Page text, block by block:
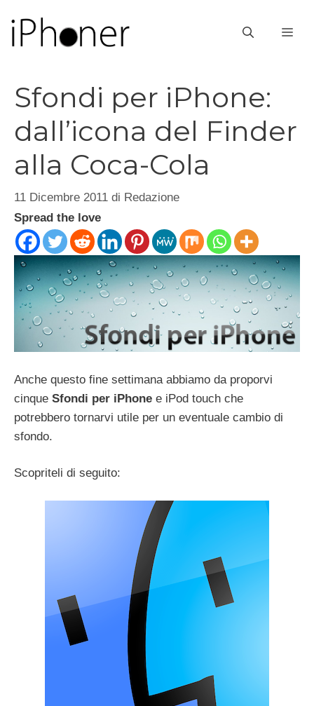
contenuto
Sfondi per iPhone:
dall’icona del Finder
alla Coca-Cola
11 Dicembre 2011 di Redazione
Spread the love
Anche questo fine settimana abbiamo da proporvi
cinque Sfondi per iPhone e iPod touch che
potrebbero tornarvi utile per un eventuale cambio di
sfondo.
Scopriteli di seguito: